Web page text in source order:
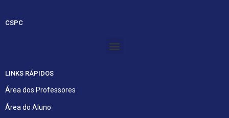
CSPC
Menu
LINKS RÁPIDOS
Área dos Professores
Área do Aluno